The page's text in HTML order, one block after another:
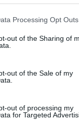
this website/app uses
visit or usage
to Google and its
below specified
Processing Opt Outs
out of the Sharing of
out of the Sale of my
out of processing my
for Targeted
is
tartsák el őket a
Amelyiket
szükség.
egy ilyen
Szilárd